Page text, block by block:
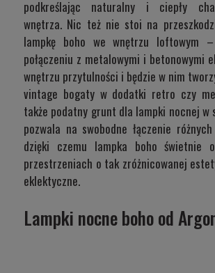
podkreślając naturalny i ciepły
wnętrza. Nic też nie stoi na
lampkę boho we wnętrzu loftowym
połączeniu z metalowymi i betonowymi
wnętrzu przytulności i będzie w nim
vintage bogaty w dodatki retro czy
także podatny grunt dla lampki nocnej w
pozwala na swobodne łączenie
dzięki czemu lampka boho świetnie
przestrzeniach o tak zróżnicowanej
eklektyczne.
Lampki nocne boho od